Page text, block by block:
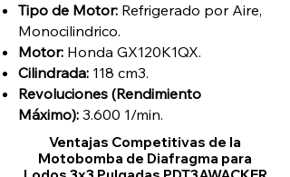
Tipo de Motor: Refrigerado por Aire,
Monocilindrico.
Motor: Honda GX120K1QX.
Cilindrada: 118 cm3.
Revoluciones (Rendimiento
Máximo): 3.600 1/min.
Ventajas Competitivas de la
Motobomba de Diafragma para